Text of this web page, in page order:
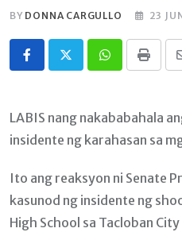
BY DONNA CARGULLO 23
Whatsapp
Print
LABIS nang nakababahala
insidente ng karahasan sa
Ito ang reaksyon ni Senate
kasunod ng insidente ng
High School sa Tacloban